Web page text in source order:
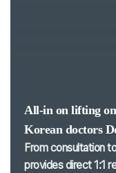
All-in on lifting
Korean doctors
From consultation
provides direct 1:1